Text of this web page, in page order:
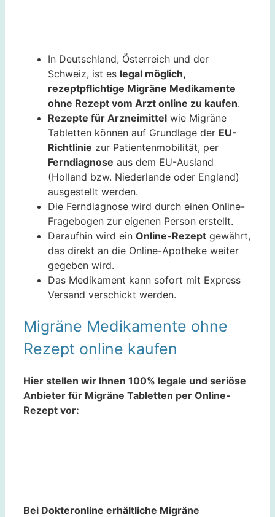
In Deutschland, Österreich und der
Schweiz, ist es legal möglich,
rezeptpflichtige Migräne Medikamente
ohne Rezept vom Arzt online zu kaufen.
Rezepte für Arzneimittel wie Migräne
Tabletten können auf Grundlage der EU-
Richtlinie zur Patientenmobilität, per
Ferndiagnose aus dem EU-Ausland
(Holland bzw. Niederlande oder England)
ausgestellt werden.
Die Ferndiagnose wird durch einen Online-
Fragebogen zur eigenen Person erstellt.
Daraufhin wird ein Online-Rezept gewährt,
das direkt an die Online-Apotheke weiter
gegeben wird.
Das Medikament kann sofort mit Express
Versand verschickt werden.
Migräne Medikamente ohne
Rezept online kaufen
Hier stellen wir Ihnen 100% legale und seriöse
Anbieter für Migräne Tabletten per Online-
Rezept vor:
Bei Dokteronline erhältliche Migräne